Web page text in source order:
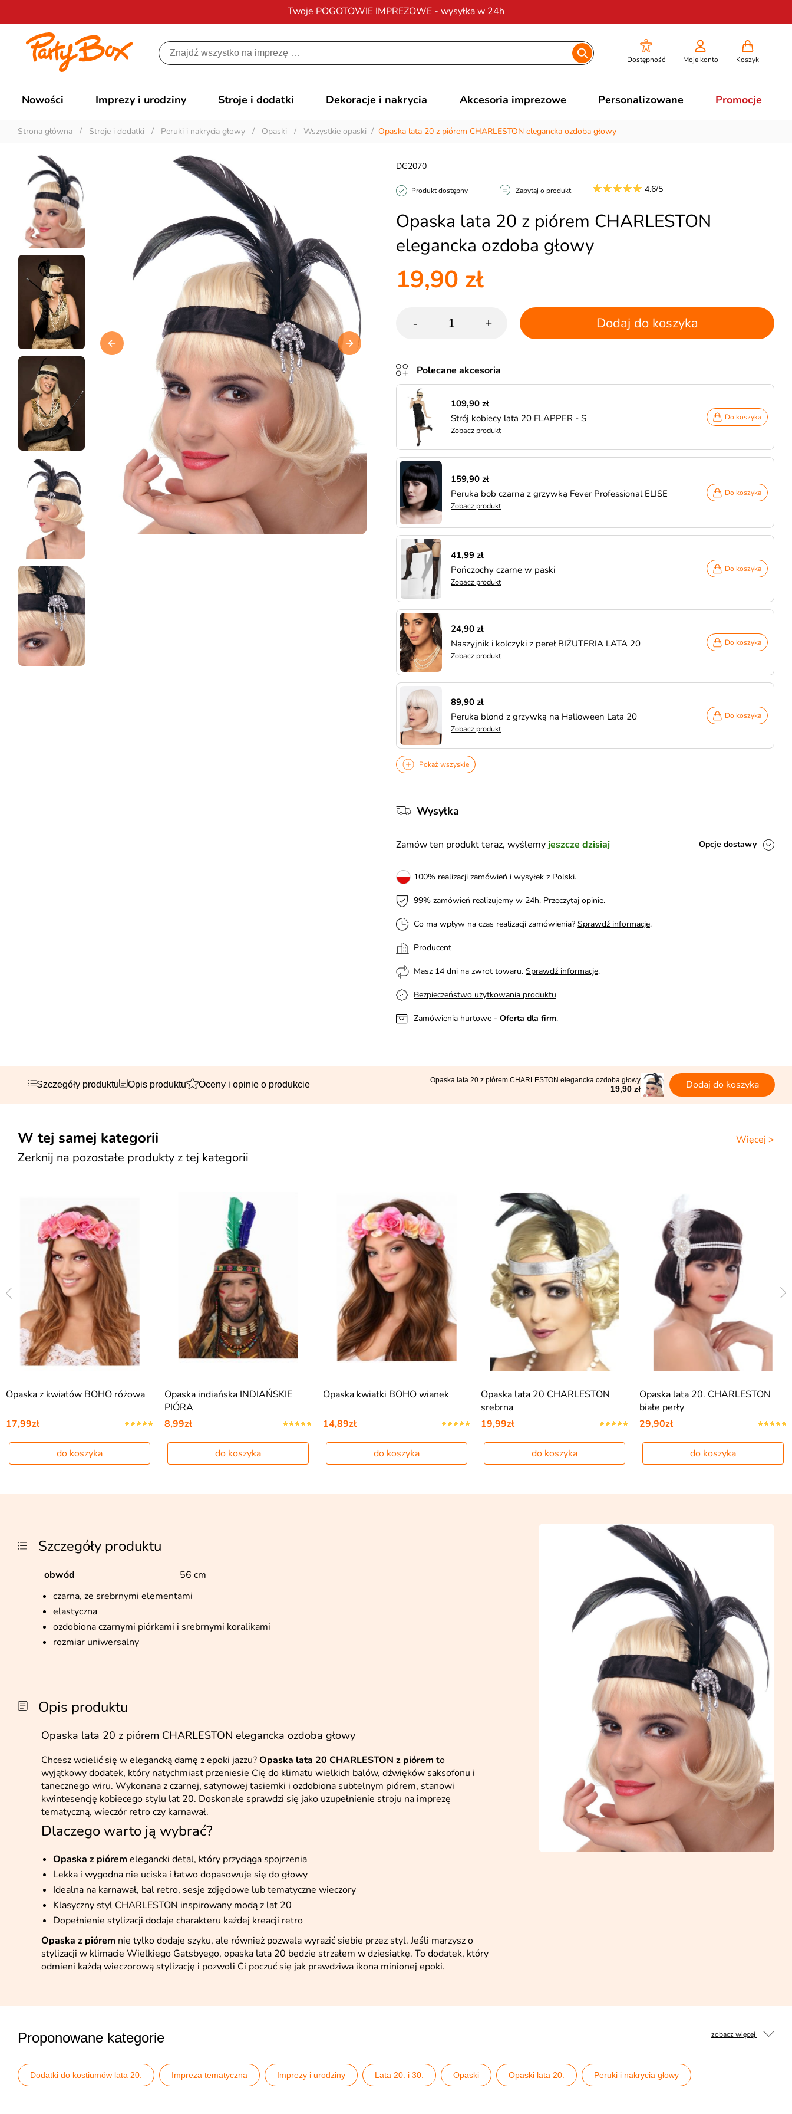
Twoje POGOTOWIE IMPREZOWE - wysyłka w 24h
Darmowa dostawana zamówienia od 200 zł
Dostępność Moje konto Koszyk
Nowości Imprezy i urodziny Stroje i dodatki Dekoracje i nakrycia Akcesoria imprezowe Personalizowane Promocje
Strona główna / Stroje i dodatki / Peruki i nakrycia głowy / Opaski / Wszystkie opaski / Opaska lata 20 z piórem CHARLESTON elegancka ozdoba głowy
Opaska lata 20 z piórem CHARLESTON
elegancka ozdoba głowy
DG2070
Produkt dostępny Zapytaj o produkt 4.6/5
19,90 zł
- + Dodaj do koszyka
Polecane akcesoria
109,90 zł
Strój kobiecy lata 20 FLAPPER - S
Zobacz produkt
Do koszyka
159,90 zł
Peruka bob czarna z grzywką Fever Professional ELISE
Zobacz produkt
Do koszyka
41,99 zł
Pończochy czarne w paski
Zobacz produkt
Do koszyka
24,90 zł
Naszyjnik i kolczyki z pereł BIŻUTERIA LATA 20
Zobacz produkt
Do koszyka
89,90 zł
Peruka blond z grzywką na Halloween Lata 20
Zobacz produkt
Do koszyka
Pokaż wszyskie
Wysyłka
Zamów ten produkt teraz, wyślemy jeszcze dzisiaj Opcje dostawy
100% realizacji zamówień i wysyłek z Polski.
99% zamówień realizujemy w 24h. Przeczytaj opinie.
Co ma wpływ na czas realizacji zamówienia? Sprawdź informacje.
Producent
Masz 14 dni na zwrot towaru. Sprawdź informacje.
Bezpieczeństwo użytkowania produktu
Zamówienia hurtowe - Oferta dla firm.
Szczegóły produktu Opis produktu Oceny i opinie o produkcie Opaska lata 20 z piórem CHARLESTON elegancka ozdoba głowy
19,90 zł Dodaj do koszyka
Więcej >
W tej samej kategorii
Zerknij na pozostałe produkty z tej kategorii
Opaska z kwiatów BOHO różowa
17,99zł
do koszyka
Opaska indiańska INDIAŃSKIE
PIÓRA
8,99zł
do koszyka
Opaska kwiatki BOHO wianek
14,89zł
do koszyka
Opaska lata 20 CHARLESTON
srebrna
19,99zł
do koszyka
Opaska lata 20. CHARLESTON
białe perły
29,90zł
do koszyka
Szczegóły produktu
obwód
56 cm
czarna, ze srebrnymi elementami
elastyczna
ozdobiona czarnymi piórkami i srebrnymi koralikami
rozmiar uniwersalny
Opis produktu
Opaska lata 20 z piórem CHARLESTON elegancka ozdoba głowy
Chcesz wcielić się w elegancką damę z epoki jazzu?Opaska lata 20 CHARLESTON z piórem to
wyjątkowy dodatek, który natychmiast przeniesie Cię do klimatu wielkich balów, dźwięków saksofonu i
tanecznego wiru. Wykonana z czarnej, satynowej tasiemki i ozdobiona subtelnym piórem, stanowi
kwintesencję kobiecego stylu lat 20. Doskonale sprawdzi się jako uzupełnienie stroju na imprezę
tematyczną, wieczór retro czy karnawał.
Dlaczego warto ją wybrać?
Opaska z piórem elegancki detal, który przyciąga spojrzenia
Lekka i wygodna nie uciska i łatwo dopasowuje się do głowy
Idealna na karnawał, bal retro, sesje zdjęciowe lub tematyczne wieczory
Klasyczny styl CHARLESTON inspirowany modą z lat 20
Dopełnienie stylizacji dodaje charakteru każdej kreacji retro
Opaska z piórem nie tylko dodaje szyku, ale również pozwala wyrazić siebie przez styl. Jeśli marzysz o
stylizacji w klimacie Wielkiego Gatsbyego, opaska lata 20 będzie strzałem w dziesiątkę. To dodatek, który
odmieni każdą wieczorową stylizację i pozwoli Ci poczuć się jak prawdziwa ikona minionej epoki.
zobacz więcej
Proponowane kategorie
Dodatki do kostiumów lata 20. Impreza tematyczna Imprezy i urodziny Lata 20. i 30. Opaski Opaski lata 20. Peruki i nakrycia głowy